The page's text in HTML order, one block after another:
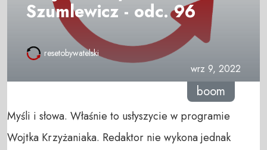
Szumlewicz - odc. 96
resetobywatelski
wrz 9, 2022
boom
Myśli i słowa. Właśnie to usłyszycie w programie
Wojtka Krzyżaniaka. Redaktor nie wykona jednak